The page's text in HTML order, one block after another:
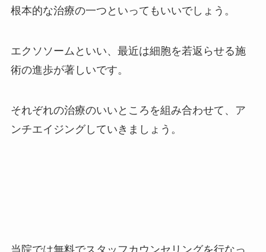
根本的な治療の一つといってもいいでしょう。
エクソソームといい、最近は細胞を若返らせる施
術の進歩が著しいです。
それぞれの治療のいいところを組み合わせて、ア
ンチエイジングしていきましょう。